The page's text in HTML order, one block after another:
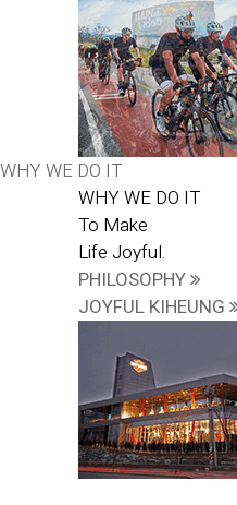
WHY WE DO IT
WHY WE DO IT
To Make
Life Joyful.
PHILOSOPHY
JOYFUL KIHEUNG